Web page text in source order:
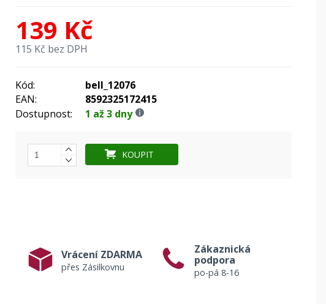
139 Kč
115 Kč bez DPH
Kód:
bell_12076
EAN:
8592325172415
Dostupnost:
1 až 3 dny
KOUPIT
Vrácení ZDARMA
přes Zásilkovnu
Zákaznická
podpora
po-pá 8-16